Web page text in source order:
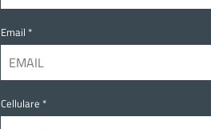
Email *
Cellulare *